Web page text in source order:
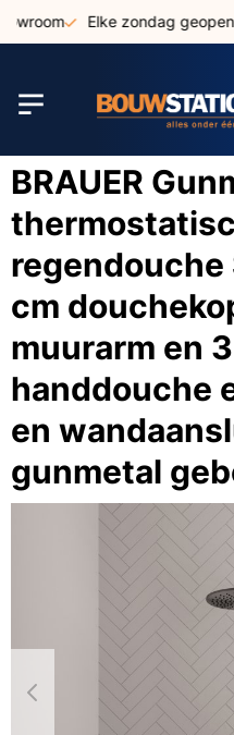
Elke zondag geopend
BRAUER
regendouche
cm
muurarm en
handdouche
en
gunmetal